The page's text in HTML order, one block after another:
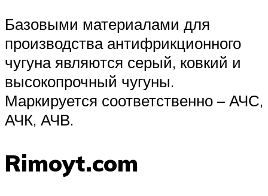
Базовыми материалами для
производства антифрикционного
чугуна являются серый, ковкий и
высокопрочный чугуны.
Маркируется соответственно – АЧС,
АЧК, АЧВ.
Rimoyt.com